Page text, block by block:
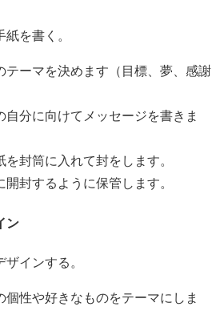
を書く。
テーマを決めます（目標、夢、感謝
自分に向けてメッセージを書きま
を封筒に入れて封をします。
開封するように保管します。
ン
インする。
個性や好きなものをテーマにしま